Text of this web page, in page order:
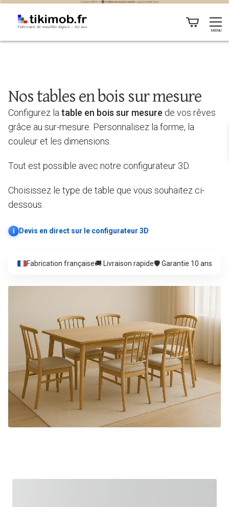
MENU
Table sur mesure
Nos tables en bois sur mesure
Configurez la table en bois sur mesure de vos rêves
grâce au sur-mesure. Personnalisez la forme, la
couleur et les dimensions.
Tout est possible avec notre configurateur 3D.
Choisissez le type de table que vous souhaitez ci-
dessous.
i Devis en direct sur le configurateur 3D
Fabrication française🚚 Livraison rapide🛡️ Garantie 10 ans